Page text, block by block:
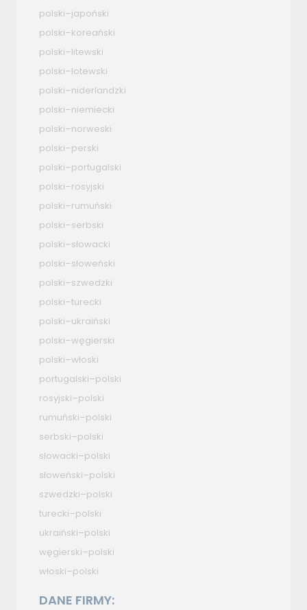
polski–japoński
polski–koreański
polski–litewski
polski–łotewski
polski–niderlandzki
polski–niemiecki
polski–norweski
polski–perski
polski–portugalski
polski–rosyjski
polski–rumuński
polski–serbski
polski–słowacki
polski–słoweński
polski–szwedzki
polski–turecki
polski–ukraiński
polski–węgierski
polski–włoski
portugalski–polski
rosyjski–polski
rumuński–polski
serbski–polski
słowacki–polski
słoweński–polski
szwedzki–polski
turecki–polski
ukraiński–polski
węgierski–polski
włoski–polski
DANE FIRMY: